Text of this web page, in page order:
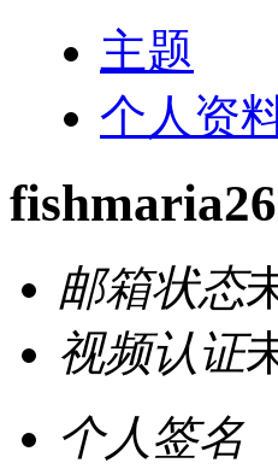
主题
个人资
fishmaria26
邮箱状态
视频认证
个人签名